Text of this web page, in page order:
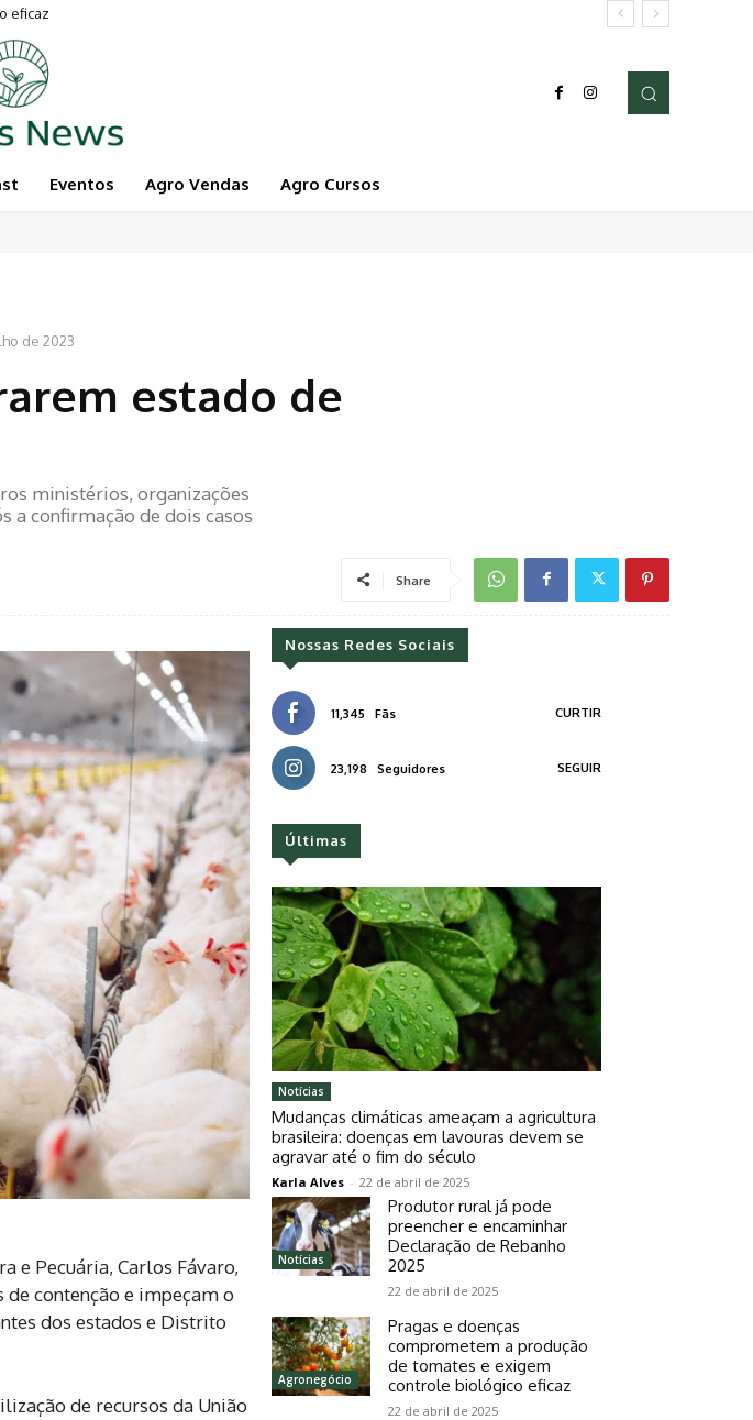
Eventos Agro Vendas Agro Cursos
de 2023
estado de
ministérios, organizações
a confirmação de dois casos
Share
e Pecuária, Carlos Fávaro,
contenção e impeçam o
dos estados e Distrito
de recursos da União
Nossas Redes Sociais
11,345 Fãs CURTIR
23,198 Seguidores SEGUIR
Últimas
Notícias
Mudanças climáticas ameaçam a agricultura
brasileira: doenças em lavouras devem se
agravar até o fim do século
Karla Alves - 22 de abril de 2025
Notícias
Produtor rural já pode
preencher e encaminhar
Declaração de Rebanho
2025
22 de abril de 2025
Agronegócio
Pragas e doenças
comprometem a produção
de tomates e exigem
controle biológico eficaz
22 de abril de 2025